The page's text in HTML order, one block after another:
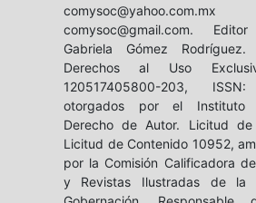
comysoc@gmail.com.
Gabriela Gómez
Derechos al Uso
120517405800-203,
otorgados por el Instituto
Derecho de Autor. Licitud
Licitud de Contenido 10952,
por la Comisión Calificadora
y Revistas Ilustradas de la